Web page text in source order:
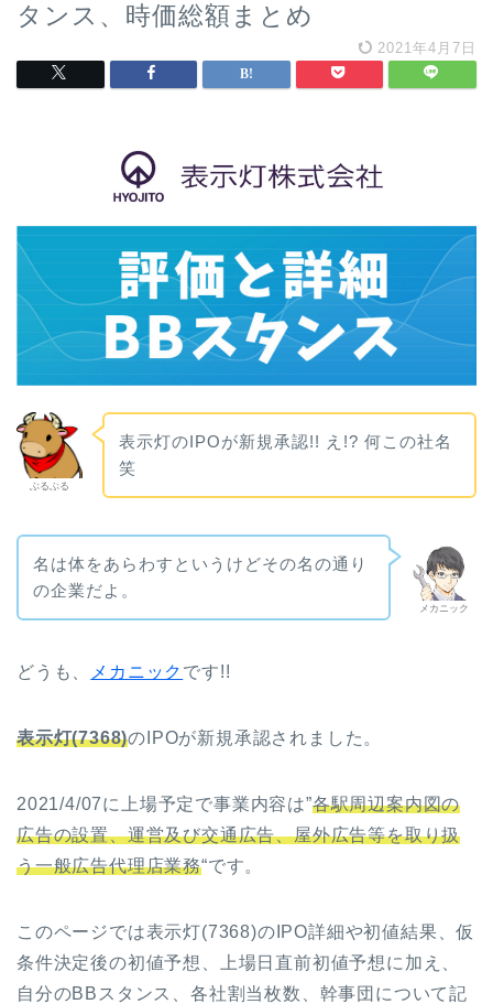
タンス、時価総額まとめ
2021年4月7日
ぶるぶる
表示灯のIPOが新規承認!! え!? 何この社名
笑
メカニック
名は体をあらわすというけどその名の通り
の企業だよ。
ど うも、 メカニック です!!
表示灯(7368)のIPOが新規承認されました。
2021/4/07に上場予定で事業内容は”各駅周辺案内図の
広告の設置、運営及び交通広告、屋外広告等を取り扱
う一般広告代理店業務“です。
このページでは表示灯(7368)のIPO詳細や初値結果、仮
条件決定後の初値予想、上場日直前初値予想に加え、
自分のBBスタンス、各社割当枚数、幹事団について記